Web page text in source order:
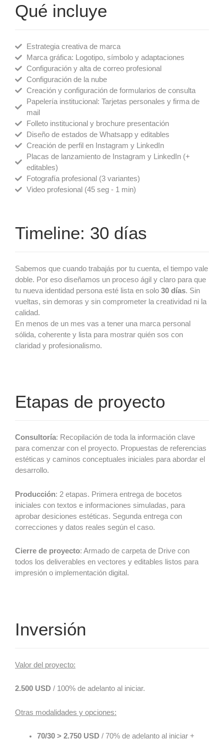
Qué incluye
Estrategia creativa de marca
Marca gráfica: Logotipo, símbolo y adaptaciones
Configuración y alta de correo profesional
Configuración de la nube
Creación y configuración de formularios de consulta
Papelería institucional: Tarjetas personales y firma de
mail
Folleto institucional y brochure presentación
Diseño de estados de Whatsapp y editables
Creación de perfil en Instagram y LinkedIn
Placas de lanzamiento de Instagram y LinkedIn (+
editables)
Fotografía profesional (3 variantes)
Video profesional (45 seg - 1 min)
Timeline: 30 días
Sabemos que cuando trabajás por tu cuenta, el tiempo vale
doble. Por eso diseñamos un proceso ágil y claro para que
tu nueva identidad persona esté lista en solo 30 días. Sin
vueltas, sin demoras y sin comprometer la creatividad ni la
calidad.
En menos de un mes vas a tener una marca personal
sólida, coherente y lista para mostrar quién sos con
claridad y profesionalismo.
Etapas de proyecto
Consultoría: Recopilación de toda la información clave
para comenzar con el proyecto. Propuestas de referencias
estéticas y caminos conceptuales iniciales para abordar el
desarrollo.
Producción: 2 etapas. Primera entrega de bocetos
iniciales con textos e informaciones simuladas, para
aprobar desiciones estéticas. Segunda entrega con
correcciones y datos reales según el caso.
Cierre de proyecto: Armado de carpeta de Drive con
todos los deliverables en vectores y editables listos para
impresión o implementación digital.
Inversión
Valor del proyecto:
2.500 USD / 100% de adelanto al iniciar.
Otras modalidades y opciones:
70/30 > 2.750 USD / 70% de adelanto al iniciar +